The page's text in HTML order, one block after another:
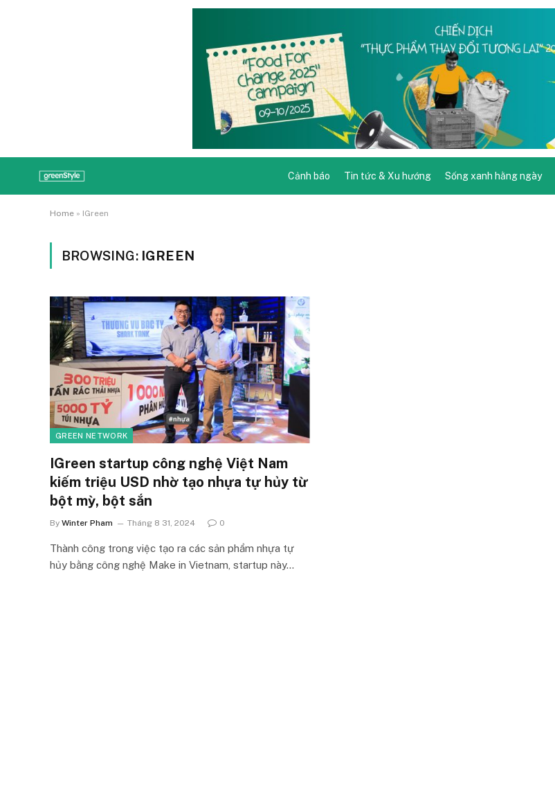
Cảnh báo Tin tức & Xu hướng Sống xanh hằng ngày
Home » IGreen
BROWSING: IGREEN
GREEN NETWORK
IGreen startup công nghệ Việt Nam
kiếm triệu USD nhờ tạo nhựa tự hủy từ
bột mỳ, bột sắn
By Winter Pham Tháng 8 31, 2024 0
Thành công trong việc tạo ra các sản phẩm nhựa tự
hủy bằng công nghệ Make in Vietnam, startup này…